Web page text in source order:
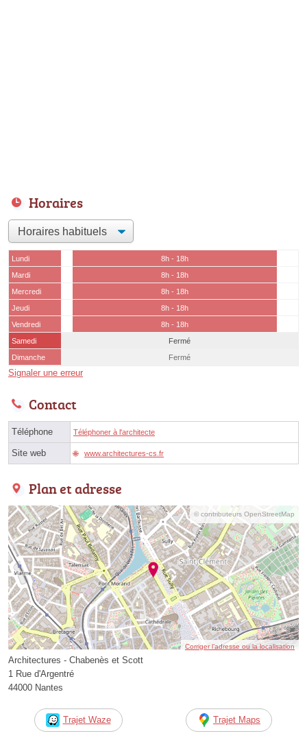
Horaires
Lundi
8h - 18h
Mardi
8h - 18h
Mercredi
8h - 18h
Jeudi
8h - 18h
Vendredi
8h - 18h
Samedi
Fermé
Dimanche
Fermé
Signaler une erreur
Contact
Téléphone Téléphoner à l'architecte
Site web www.architectures-cs.fr
Plan et adresse
© contributeurs OpenStreetMap
Corriger l’adresse ou la localisation
Architectures - Chabenès et Scott
1 Rue d'Argentré
44000 Nantes
Trajet Waze Trajet Maps